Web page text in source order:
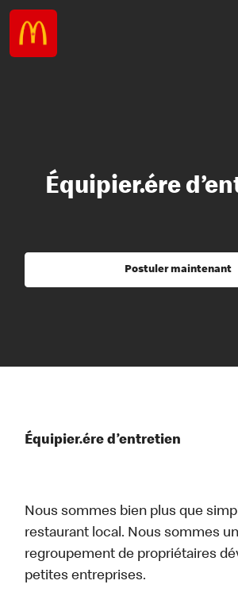
Équipier.ére
Postuler maintenant
Équipier.ére d’entretien
Nous sommes bien plus que
restaurant local. Nous sommes un
regroupement de propriétaires
petites entreprises.